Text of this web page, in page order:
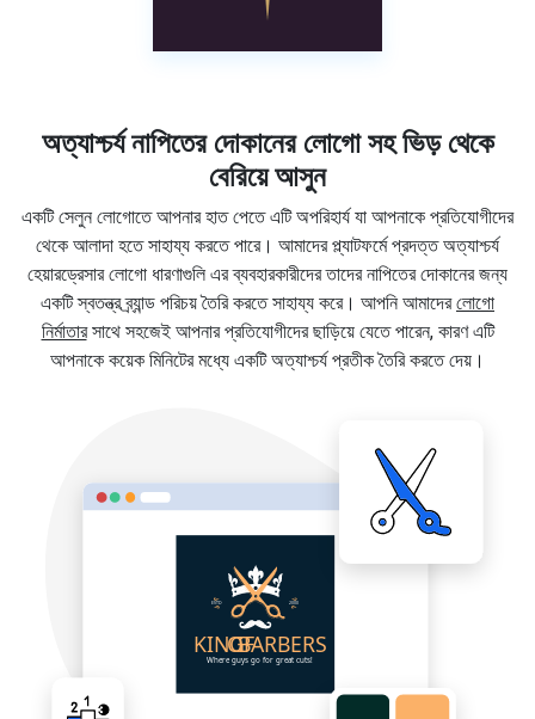
অত্যাশ্চর্য নাপিতের দোকানের লোগো সহ ভিড় থেকে
বেরিয়ে আসুন
একটি সেলুন লোগোতে আপনার হাত পেতে এটি অপরিহার্য যা আপনাকে প্রতিযোগীদের
থেকে আলাদা হতে সাহায্য করতে পারে। আমাদের প্ল্যাটফর্মে প্রদত্ত অত্যাশ্চর্য
হেয়ারড্রেসার লোগো ধারণাগুলি এর ব্যবহারকারীদের তাদের নাপিতের দোকানের জন্য
একটি স্বতন্ত্র ব্র্যান্ড পরিচয় তৈরি করতে সাহায্য করে। আপনি আমাদেরলোগো
নির্মাতারসাথে সহজেই আপনার প্রতিযোগীদের ছাড়িয়ে যেতে পারেন, কারণ এটি
আপনাকে কয়েক মিনিটের মধ্যে একটি অত্যাশ্চর্য প্রতীক তৈরি করতে দেয়।